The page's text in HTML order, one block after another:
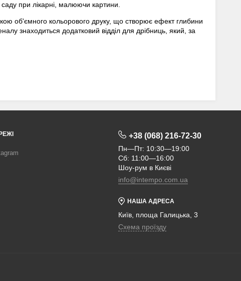
при лікарні, малюючи картини.
об'ємного кольорового друку, що створює ефект глибини
знаходиться додатковий відділ для дрібниць, який, за
НАША АДРЕСА
Київ, площа Галицька, 3
Схема проїзду
+38 (068) 216-72-30
Пн—Пт: 10:30—19:00
Сб: 11:00—16:00
Шоу-рум в Києві
info@intempo.com.ua